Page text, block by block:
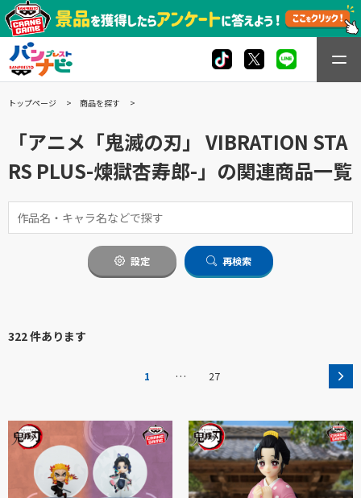
トップページ 商品を探す
「アニメ「鬼滅の刃」 VIBRATION STA
RS PLUS-煉獄杏寿郎-」の関連商品一覧
設定 再検索
322 件あります
1 … 27